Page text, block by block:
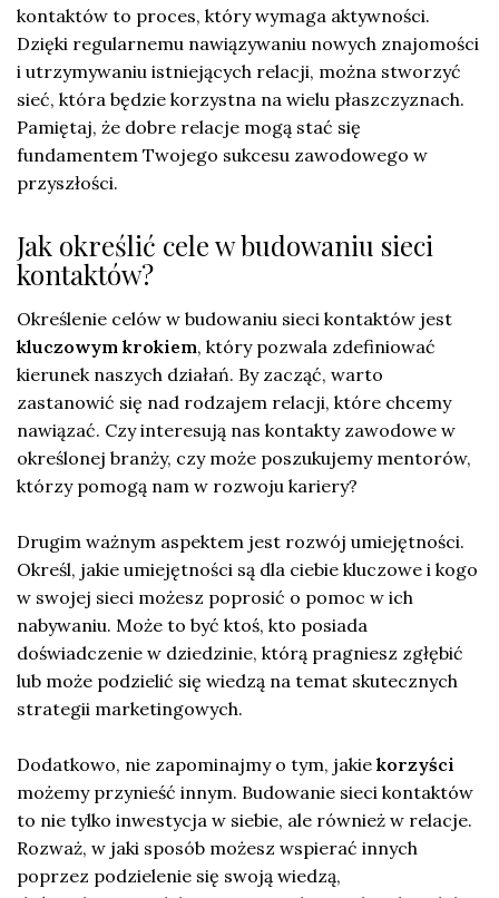
kontaktów to proces, który wymaga aktywności.
Dzięki regularnemu nawiązywaniu nowych znajomości
i utrzymywaniu istniejących relacji, można stworzyć
sieć, która będzie korzystna na wielu płaszczyznach.
Pamiętaj, że dobre relacje mogą stać się
fundamentem Twojego sukcesu zawodowego w
przyszłości.
Jak określić cele w budowaniu sieci
kontaktów?
Określenie celów w budowaniu sieci kontaktów jest
kluczowym krokiem, który pozwala zdefiniować
kierunek naszych działań. By zacząć, warto
zastanowić się nad rodzajem relacji, które chcemy
nawiązać. Czy interesują nas kontakty zawodowe w
określonej branży, czy może poszukujemy mentorów,
którzy pomogą nam w rozwoju kariery?
Drugim ważnym aspektem jest rozwój umiejętności.
Określ, jakie umiejętności są dla ciebie kluczowe i kogo
w swojej sieci możesz poprosić o pomoc w ich
nabywaniu. Może to być ktoś, kto posiada
doświadczenie w dziedzinie, którą pragniesz zgłębić
lub może podzielić się wiedzą na temat skutecznych
strategii marketingowych.
Dodatkowo, nie zapominajmy o tym, jakie korzyści
możemy przynieść innym. Budowanie sieci kontaktów
to nie tylko inwestycja w siebie, ale również w relacje.
Rozważ, w jaki sposób możesz wspierać innych
poprzez podzielenie się swoją wiedzą,